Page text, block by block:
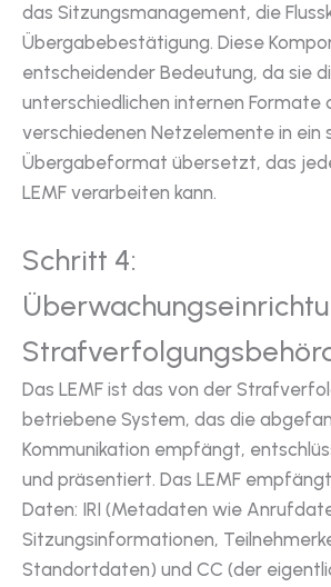
das Sitzungsmanagement, die
Übergabebestätigung. Diese
entscheidender Bedeutung, da sie
unterschiedlichen internen Formate
verschiedenen Netzelemente in ein
Übergabeformat übersetzt, das
LEMF verarbeiten kann.
Schritt 4:
Das LEMF ist das von der
betriebene System, das die
Kommunikation empfängt,
und präsentiert. Das LEMF
Daten: IRI (Metadaten wie
Sitzungsinformationen,
Standortdaten) und CC (der